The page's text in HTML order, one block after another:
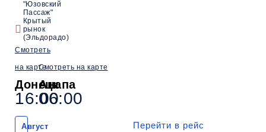
"Юзовский
Пассаж"
Крытый
рынок
(Эльдорадо)
Смотреть
на карте
Донецк
16:00
Смотреть на карте
Анапа
06:00
Август
Перейти в рейс